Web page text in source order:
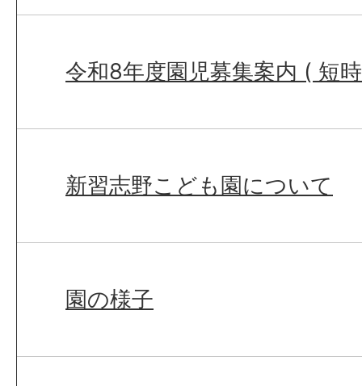
令和8年度園児募集案内 ( 短
新習志野こども園について
園の様子